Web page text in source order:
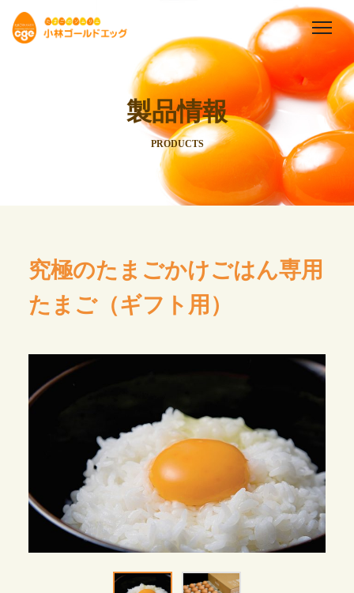
製品情報
PRODUCTS
究極のたまごかけごはん専用
たまご（ギフト用）